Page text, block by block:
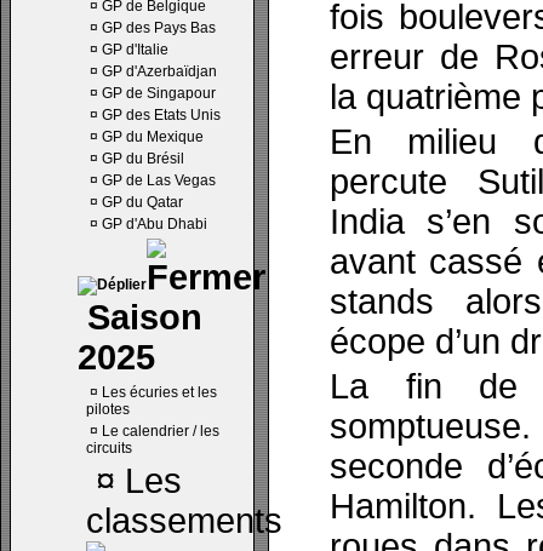
¤ GP de Belgique
¤ GP des Pays Bas
¤ GP d'Italie
¤ GP d'Azerbaïdjan
¤ GP de Singapour
¤ GP des Etats Unis
¤ GP du Mexique
¤ GP du Brésil
¤ GP de Las Vegas
¤ GP du Qatar
¤ GP d'Abu Dhabi
Saison
2025
¤ Les écuries et les
pilotes
¤ Le calendrier / les
circuits
¤ Les
classements
fois
erreur de
la quatrième
En milieu
percute
India s’en
avant cassé
stands
écope d’un
La fin de
seconde
Hamilton.